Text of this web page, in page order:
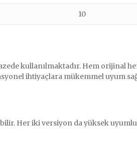
10
kullanılmaktadır. Hem orijinal
ihtiyaçlara mükemmel uyum
Her iki versiyon da yüksek